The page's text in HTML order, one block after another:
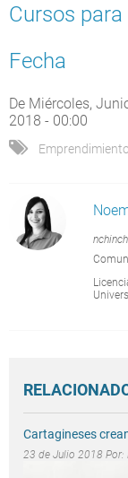
Cursos
Fecha
De Miércoles,
2018 - 00:00
Emprendimiento
Cartagineses
23 de Julio 2018 Por: